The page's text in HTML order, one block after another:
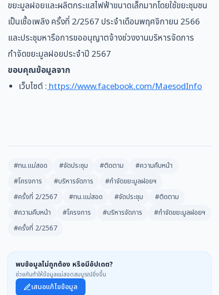
ขยะมูลฝอยและผลิตกระแสไฟฟ้าขนาดเล็กมากโดยใช้ขยะชุมชน
เป็นเชื้อเพลิง ครั้งที่ 2/2567 ประจำเดือนพฤศจิกายน 2566
และประชุมหารือการขออนุญาตจ้างช่วงงานบริหารจัดการ
กำจัดขยะมูลฝอยประจำปี 2567
ขอบคุณข้อมูลจาก
เว็บไซต์ :https://www.facebook.com/MaesodInfo
#ทน.แม่สอด #จัดประชุม #ติดตาม
#ความคืบหน้า
#โครงการ
#บริหารจัดการ
#กำจัดขยะมูลฝอยฯ
#ครั้งที่ 2/2567
#ทน.แม่สอด #จัดประชุม
#ติดตาม
#ความคืบหน้า
#โครงการ #บริหารจัดการ
#กำจัดขยะมูลฝอยฯ
#ครั้งที่ 2/2567
พบข้อมูลไม่ถูกต้อง หรือมีอัปเดต?
ช่วยกันทำให้ข้อมูลแม่สอดสมบูรณ์ยิ่งขึ้น
เสนอแก้ไขข้อมูล